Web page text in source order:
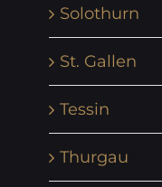
Solothurn
St. Gallen
Tessin
Thurgau